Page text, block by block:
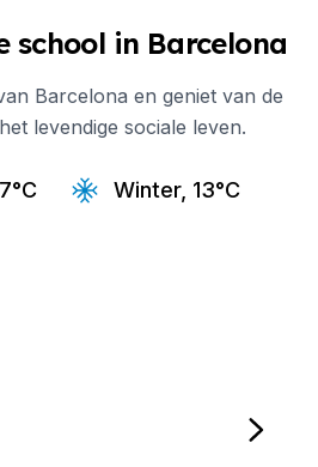
school in Barcelona
Barcelona en geniet van de
levendige sociale leven.
Winter, 13°C